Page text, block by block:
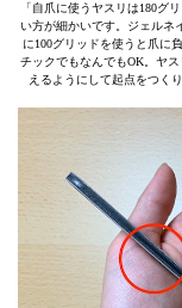
「自爪に使うヤスリは180グ
い方が細かいです。ジェルネ
に100グリッドを使うと爪に
チックでもなんでもOK。ヤ
えるようにして起点をつく